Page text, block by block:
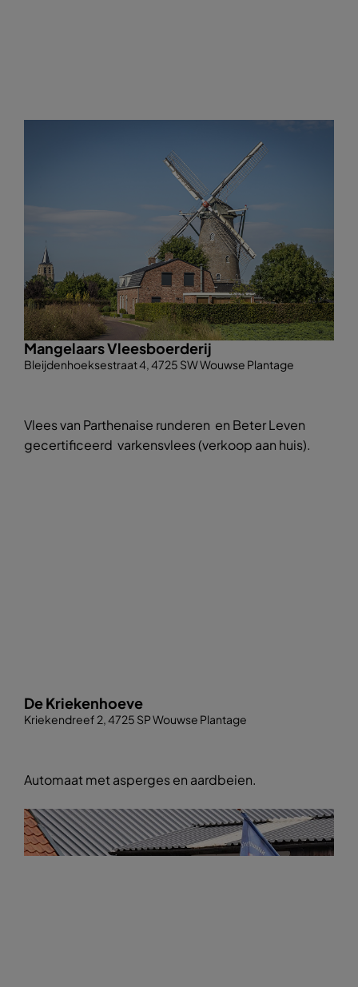
Mangelaars Vleesboerderij
Bleijdenhoeksestraat 4, 4725 SW Wouwse Plantage
Vlees van Parthenaise runderen en Beter Leven
gecertificeerd varkensvlees (verkoop aan huis).
De Kriekenhoeve
Kriekendreef 2, 4725 SP Wouwse Plantage
Automaat met asperges en aardbeien.